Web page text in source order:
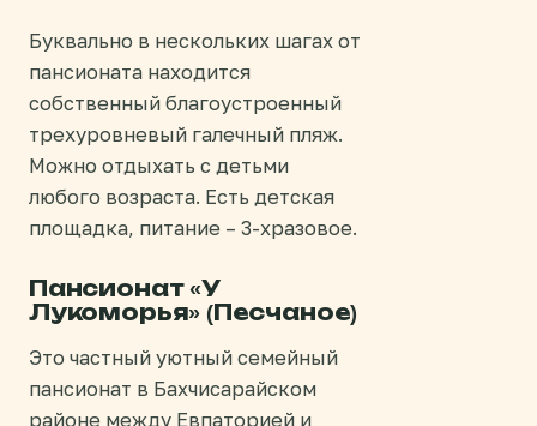
Буквально в нескольких шагах от
пансионата находится
собственный благоустроенный
трехуровневый галечный пляж.
Можно отдыхать с детьми
любого возраста. Есть детская
площадка, питание – 3-хразовое.
Пансионат «У
Лукоморья» (Песчаное)
Это частный уютный семейный
пансионат в Бахчисарайском
районе между Евпаторией и